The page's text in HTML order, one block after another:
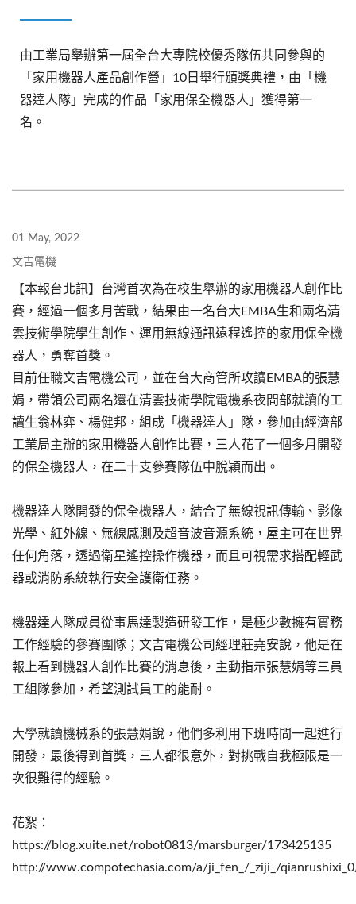
由工業局舉辦第一屆全台大專院校優秀隊伍共同參與的
「家用機器人產品創作營」10日舉行頒獎典禮，由「機
器達人隊」完成的作品「家用保全機器人」獲得第一
名。
01 May, 2022
文吉電機
【本報台北訊】台灣首次為在校生舉辦的家用機器人創作比
賽，經過一個多月苦戰，結果由一名台大EMBA生和兩名清
雲技術學院學生創作、運用無線通訊遠程遙控的家用保全機
器人，勇奪首獎。
目前任職文吉電機公司，並在台大商管所攻讀EMBA的張慧
娟，帶領公司兩名還在清雲技術學院電機系夜間部就讀的工
讀生翁林弈、楊健邦，組成「機器達人」隊，參加由經濟部
工業局主辦的家用機器人創作比賽，三人花了一個多月開發
的保全機器人，在二十支參賽隊伍中脫穎而出。
機器達人隊開發的保全機器人，結合了無線視訊傳輸、影像
光學、紅外線、無線感測及超音波音源系統，屋主可在世界
任何角落，透過衛星遙控操作機器，而且可視需求搭配輕武
器或消防系統執行安全護衛任務。
機器達人隊成員從事馬達製造研發工作，是極少數擁有實務
工作經驗的參賽團隊；文吉電機公司經理莊堯安說，他是在
報上看到機器人創作比賽的消息後，主動指示張慧娟等三員
工組隊參加，希望測試員工的能耐。
大學就讀機械系的張慧娟說，他們多利用下班時間一起進行
開發，最後得到首獎，三人都很意外，對挑戰自我極限是一
次很難得的經驗。
花絮：
https://blog.xuite.net/robot0813/marsburger/173425135
http://www.compotechasia.com/a/ji_fen_/_ziji_/